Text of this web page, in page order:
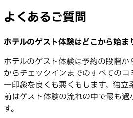
よくあるご質問
ホテルのゲスト体験はどこから始ま
ホテルのゲスト体験は予約の段階か
からチェックインまでのすべての
一印象を良くも悪くもします。独立
前はゲスト体験の流れの中で最も
す。